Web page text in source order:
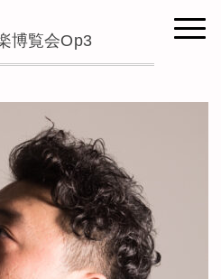
博覧会Op3